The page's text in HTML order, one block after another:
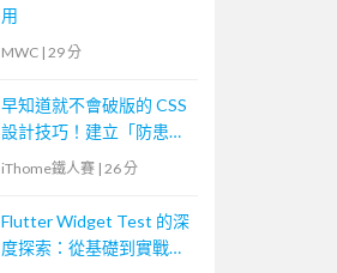
用
MWC | 29 分
早知道就不會破版的 CSS
設計技巧！建立「防患未
然」的匠人心態
iThome鐵人賽 | 26 分
Flutter Widget Test 的深
度探索：從基礎到實戰經